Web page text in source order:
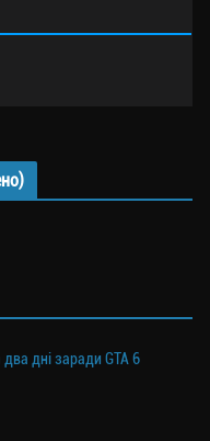
дні заради GTA 6